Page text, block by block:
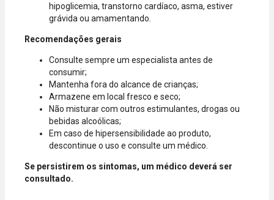
hipoglicemia, transtorno cardíaco, asma, estiver
grávida ou amamentando.
Recomendações gerais
Consulte sempre um especialista antes de
consumir;
Mantenha fora do alcance de crianças;
Armazene em local fresco e seco;
Não misturar com outros estimulantes, drogas ou
bebidas alcoólicas;
Em caso de hipersensibilidade ao produto,
descontinue o uso e consulte um médico.
Se persistirem os sintomas, um médico deverá ser
consultado.